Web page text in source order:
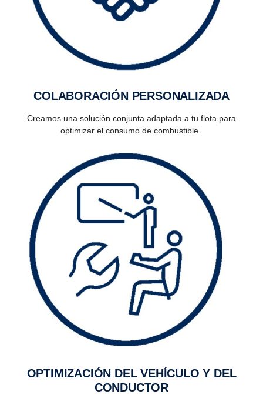
COLABO­RA­CIÓN PERSO­NA­LI­ZADA
Creamos una solución conjunta adaptada a tu flota para
optimizar el consumo de combustible.
OPTIMI­ZA­CIÓN DEL VEHÍCULO Y DEL
CONDUCTOR